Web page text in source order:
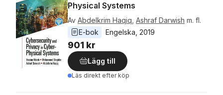
Physical Systems
Av Abdelkrim Haqiq Ashraf Darwish m. fl.
E-bok
Engelska 2019
901 kr
Lägg till
Läs direkt efter köp